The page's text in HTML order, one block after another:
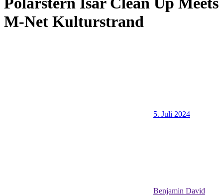
M-Net Kulturstrand
5. Juli 2024
Benjamin David